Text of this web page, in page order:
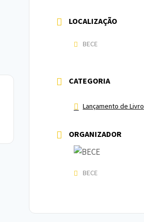
LOCALIZAÇÃO
BECE
CATEGORIA
Lançamento de Livro
ORGANIZADOR
BECE